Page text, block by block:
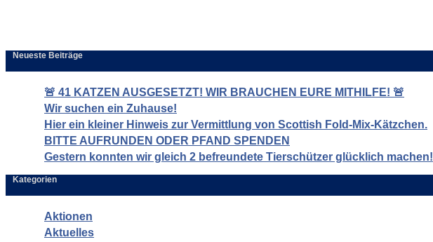
Neueste Beiträge
🚨 41 KATZEN AUSGESETZT! WIR BRAUCHEN EURE MITHILFE! 🚨
Wir suchen ein Zuhause!
Hier ein kleiner Hinweis zur Vermittlung von Scottish Fold-Mix-Kätzchen.
BITTE AUFRUNDEN ODER PFAND SPENDEN
Gestern konnten wir gleich 2 befreundete Tierschützer glücklich machen!
Kategorien
Aktionen
Aktuelles